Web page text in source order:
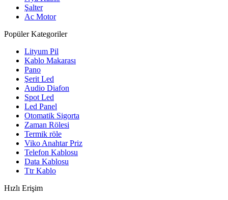
Şalter
Ac Motor
Popüler Kategoriler
Lityum Pil
Kablo Makarası
Pano
Şerit Led
Audio Diafon
Spot Led
Led Panel
Otomatik Sigorta
Zaman Rölesi
Termik röle
Viko Anahtar Priz
Telefon Kablosu
Data Kablosu
Ttr Kablo
Hızlı Erişim